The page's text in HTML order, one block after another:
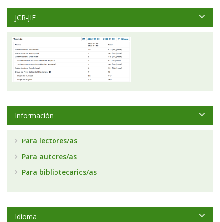
JCR-JIF
Información
Para lectores/as
Para autores/as
Para bibliotecarios/as
Idioma